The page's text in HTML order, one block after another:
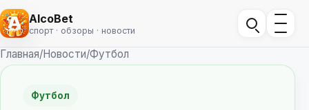
AlcoBet
спорт · обзоры · новости
Главная/Новости/Футбол
Футбол